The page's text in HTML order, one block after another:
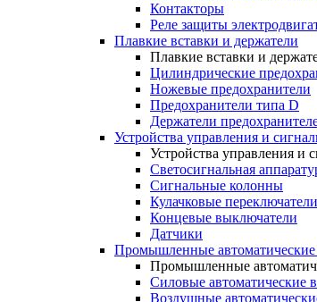
Контакторы
Реле защиты
Плавкие вставки и держатели
Плавкие вставки и
Цилиндрические
Ножевые предохранители
Предохранители типа D
Держатели
Устройства управления и
Устройства управления и
Светосигнальная
Сигнальные колонны
Кулачковые переключатели
Концевые выключатели
Датчики
Промышленные
Промышленные
Силовые автоматические
Воздушные